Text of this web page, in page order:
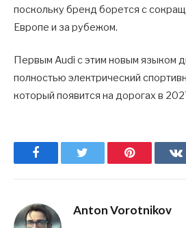
поскольку бренд борется с
Европе и за рубежом.
Первым Audi с этим новым языком
полностью электрический
который появится на дорогах в
Facebook Pinterest
Anton Vorotnikov